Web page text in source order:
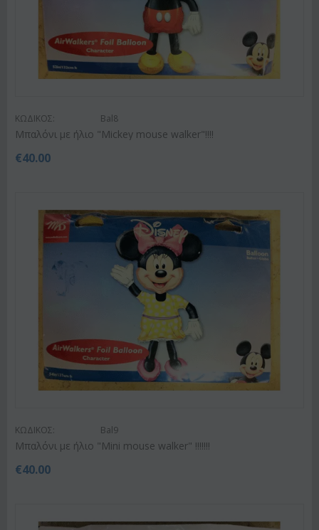
ΚΩΔΙΚΟΣ: Bal8
Μπαλόνι με ήλιο "Mickey mouse walker"!!!!
€40.00
ΚΩΔΙΚΟΣ: Bal9
Μπαλόνι με ήλιο "Mini mouse walker" !!!!!!!
€40.00